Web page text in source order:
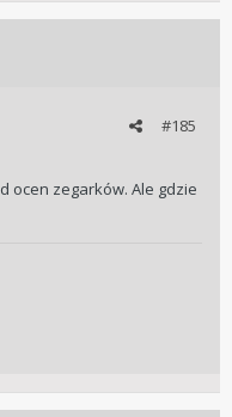
#185
ocen zegarków. Ale gdzie